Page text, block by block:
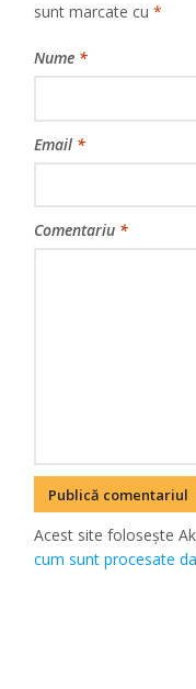
sunt marcate cu*
Nume *
Email *
Comentariu *
Acest site folosește
cum sunt procesate